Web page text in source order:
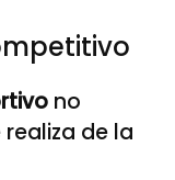
no
de la